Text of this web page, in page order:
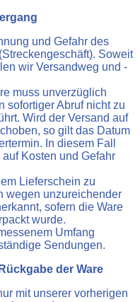
und Gefahr des
Soweit
wir Versandweg und -
muss unverzüglich
sofortiger Abruf nicht zu
Wird der Versand auf
so gilt das Datum
In diesem Fall
Kosten und Gefahr
Lieferschein zu
wegen unzureichender
sofern die Ware
wurde.
Umfang
Sendungen.
der Ware
mit unserer vorherigen